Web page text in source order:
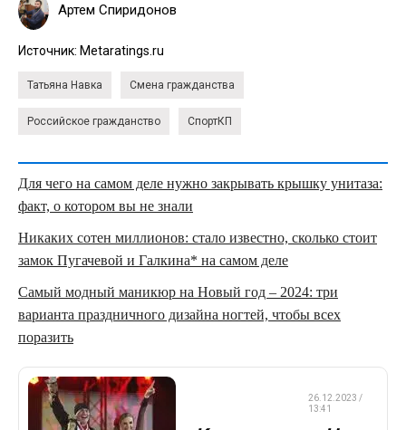
Артем Спиридонов
Источник: Metaratings.ru
Татьяна Навка Смена гражданства
Российское гражданство СпортКП
Для чего на самом деле нужно закрывать крышку унитаза:
факт, о котором вы не знали
Никаких сотен миллионов: стало известно, сколько стоит
замок Пугачевой и Галкина* на самом деле
Самый модный маникюр на Новый год – 2024: три
варианта праздничного дизайна ногтей, чтобы всех
поразить
26.12.2023 /
13:41